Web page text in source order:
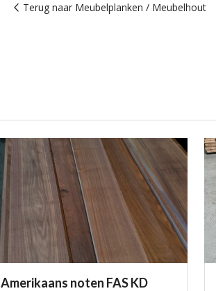
Terug naar Meubelplanken / Meubelhout
Amerikaans noten FAS KD